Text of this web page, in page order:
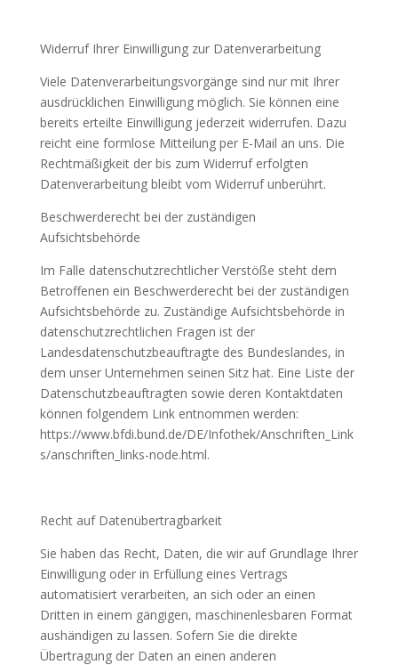
Widerruf Ihrer Einwilligung zur Datenverarbeitung
Viele Datenverarbeitungsvorgänge sind nur mit Ihrer
ausdrücklichen Einwilligung möglich. Sie können eine
bereits erteilte Einwilligung jederzeit widerrufen. Dazu
reicht eine formlose Mitteilung per E-Mail an uns. Die
Rechtmäßigkeit der bis zum Widerruf erfolgten
Datenverarbeitung bleibt vom Widerruf unberührt.
Beschwerderecht bei der zuständigen
Aufsichtsbehörde
Im Falle datenschutzrechtlicher Verstöße steht dem
Betroffenen ein Beschwerderecht bei der zuständigen
Aufsichtsbehörde zu. Zuständige Aufsichtsbehörde in
datenschutzrechtlichen Fragen ist der
Landesdatenschutzbeauftragte des Bundeslandes, in
dem unser Unternehmen seinen Sitz hat. Eine Liste der
Datenschutzbeauftragten sowie deren Kontaktdaten
können folgendem Link entnommen werden:
https://www.bfdi.bund.de/DE/Infothek/Anschriften_Link
s/anschriften_links-node.html.
Recht auf Datenübertragbarkeit
Sie haben das Recht, Daten, die wir auf Grundlage Ihrer
Einwilligung oder in Erfüllung eines Vertrags
automatisiert verarbeiten, an sich oder an einen
Dritten in einem gängigen, maschinenlesbaren Format
aushändigen zu lassen. Sofern Sie die direkte
Übertragung der Daten an einen anderen